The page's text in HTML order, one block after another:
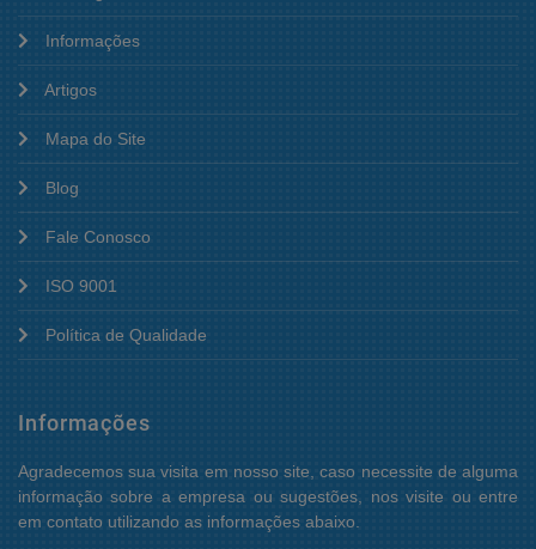
Informações
Artigos
Mapa do Site
Blog
Fale Conosco
ISO 9001
Política de Qualidade
Informações
Agradecemos sua visita em nosso site, caso necessite de alguma
informação sobre a empresa ou sugestões, nos visite ou entre
em contato utilizando as informações abaixo.